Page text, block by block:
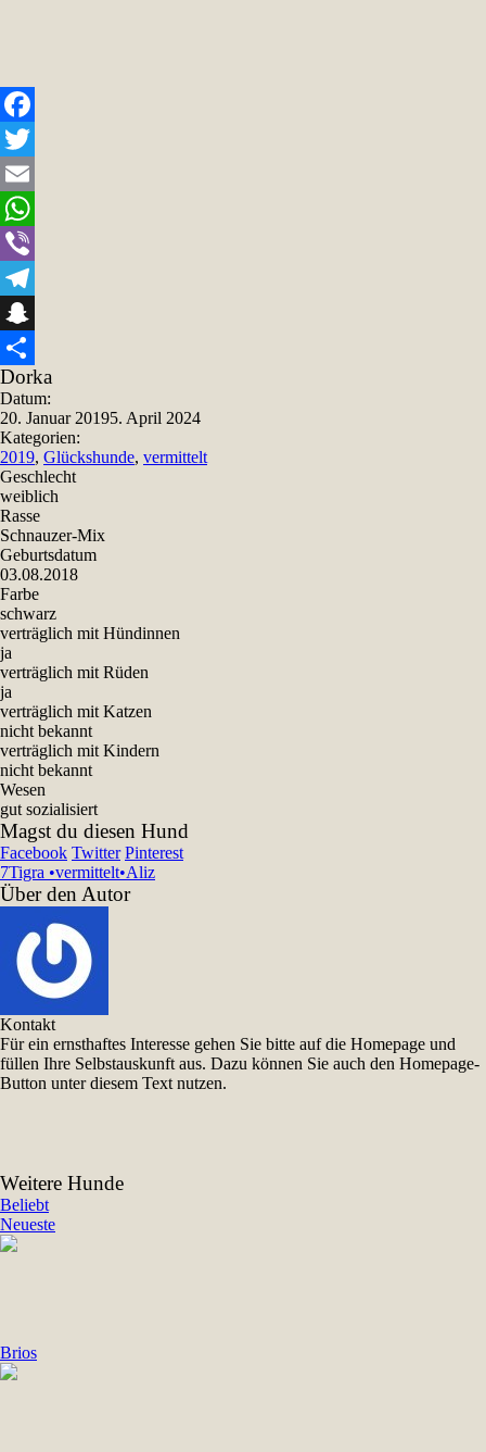
Facebook
Twitter
Email
WhatsApp
Viber
Telegram
Snapchat
Teilen
Dorka
Datum:
20. Januar 20195. April 2024
Kategorien:
2019, Glückshunde, vermittelt
Geschlecht
weiblich
Rasse
Schnauzer-Mix
Geburtsdatum
03.08.2018
Farbe
schwarz
verträglich mit Hündinnen
ja
verträglich mit Rüden
ja
verträglich mit Katzen
nicht bekannt
verträglich mit Kindern
nicht bekannt
Wesen
gut sozialisiert
Magst du diesen Hund
Facebook Twitter Pinterest
7Tigra •vermittelt•Aliz
Über den Autor
Kontakt
Für ein ernsthaftes Interesse gehen Sie bitte auf die Homepage und
füllen Ihre Selbstauskunft aus. Dazu können Sie auch den Homepage-
Button unter diesem Text nutzen.
Weitere Hunde
Beliebt
Neueste
Brios